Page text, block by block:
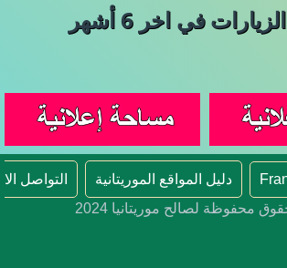
في اخر 6 أشهر
دليل المواقع الموريتانية
التواصل
محفوظة لصالح موريتانيا 2024